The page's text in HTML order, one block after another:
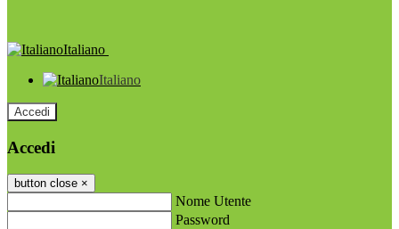
Italiano
Italiano
Accedi
Accedi
button close ×
Nome Utente
Password